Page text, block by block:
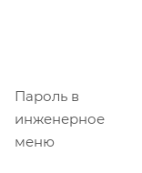
Пароль в
инженерное
меню